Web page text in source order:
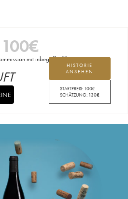
100€
mit inbegriffen
HISTORIE
ANSEHEN
STARTPREIS: 100€
SCHÄTZUNG: 130€